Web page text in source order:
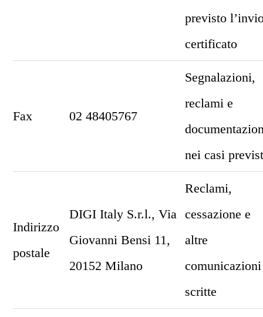
previsto
certificato
Fax 02 48405767
Segnalazioni,
reclami e
nei casi
Indirizzo
postale
DIGI Italy S.r.l., Via
Giovanni Bensi 11,
20152 Milano
Reclami,
cessazione e
altre
comunicazioni
scritte